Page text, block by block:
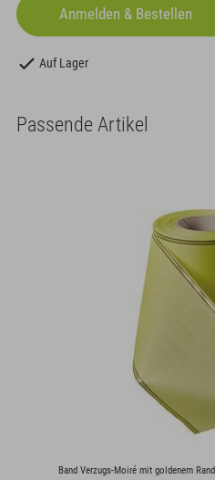
Auf Lager
Passende Artikel
Band Verzugs-Moiré mit goldenem Rand